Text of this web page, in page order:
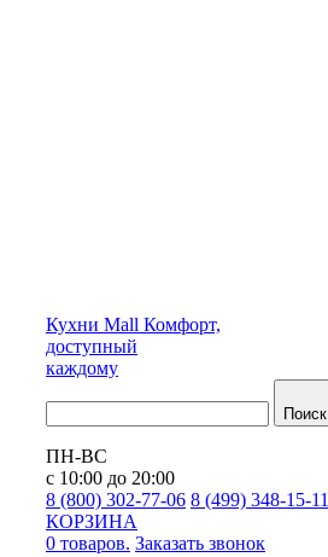
Кухни Mall Комфорт,
доступный
каждому
Поиск
ПН-ВС
с 10:00 до 20:00
8 (800) 302-77-06 8 (499) 348-15-11
КОРЗИНА
0 товаров. Заказать звонок